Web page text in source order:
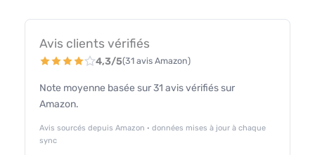
Avis clients vérifiés
4,3/5(31 avis Amazon)
Note moyenne basée sur 31 avis vérifiés sur
Amazon.
Avis sourcés depuis Amazon · données mises à jour à chaque
sync